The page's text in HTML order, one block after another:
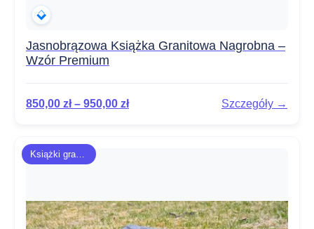
Jasnobrązowa Książka Granitowa Nagrobna –
Wzór Premium
850,00 zł – 950,00 zł Szczegóły →
Książki granitowe